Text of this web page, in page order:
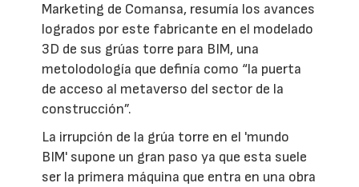
Marketing de Comansa, resumía los avances
logrados por este fabricante en el modelado
3D de sus grúas torre para BIM, una
metolodología que definía como “la puerta
de acceso al metaverso del sector de la
construcción”.
La irrupción de la grúa torre en el 'mundo
BIM' supone un gran paso ya que esta suele
ser la primera máquina que entra en una obra